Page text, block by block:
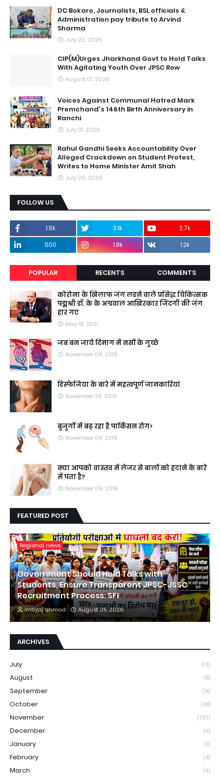
DC Bokaro, Journalists, BSL officials &
Administration pay tribute to Arvind
Sharma
July 22, 2026
CIP(M)Urges Jharkhand Govt to Hold Talks
With Agitating Youth Over JPSC Row
August 01, 2026
Voices Against Communal Hatred Mark
Premchand's 146th Birth Anniversary in
Ranchi
July 31, 2026
Rahul Gandhi Seeks Accountability Over
Alleged Crackdown on Student Protest,
Writes to Home Minister Amit Shah
July 26, 2026
FOLLOW US
1.5k 3.1k
2.7k
500
1.8k 1.2k
POPULAR RECENTS COMMENTS
कोरोना के खिलाफ जंग लडने वाले प्रसिद्ध चिकित्सक
पद्मश्री डॉ. के के अग्रवाल आखिरकार जिंदगी की जंग
हार गए
May 18, 2021
जब बन जाये दिमाग में नसों के गुच्छे
November 08, 2019
डिस्फेजिया के बारे में महत्वपूर्ण जानकारियां
November 28, 2019
बुजुर्गों में बढ़ रहा है पार्किंसन रोग>
November 08, 2019
क्या आपको वास्तव में लेजर से बालों को हटाने के बारे
में पता है?
November 09, 2019
FEATURED POST
Regional news
Government Should Hold Talks with
Students, Ensure Transparent JPSC-JSSC
Recruitment Process: SFI
imtiyaj ahmad August 05, 2026
ARCHIVES
July (13)
August (8)
September (14)
October (38)
November (730)
December (6)
January (1)
February (4)
March (6)